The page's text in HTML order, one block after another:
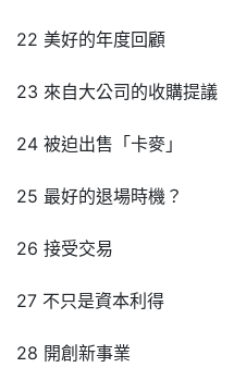
22 美好的年度回顧
23 來自大公司的收購提議
24 被迫出售「卡麥」
25 最好的退場時機？
26 接受交易
27 不只是資本利得
28 開創新事業